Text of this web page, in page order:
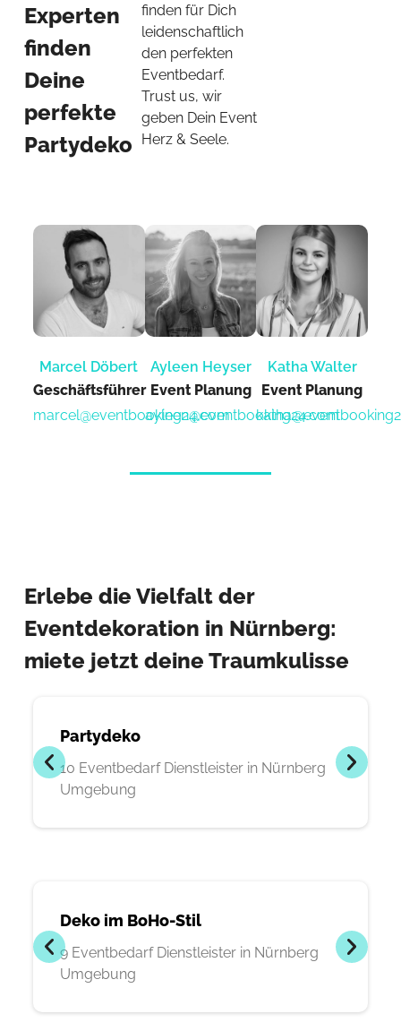
Experten
finden
Deine
perfekte
Partydeko
finden für Dich
leidenschaftlich
den perfekten
Eventbedarf.
Trust us, wir
geben Dein Event
Herz & Seele.
Marcel Döbert
Geschäftsführer
marcel@eventbooking24.com
Ayleen Heyser
Event Planung​
ayleen@eventbooking24.com
Katha Walter
Event Planung​
Erlebe die Vielfalt der
Eventdekoration in Nürnberg:
miete jetzt deine Traumkulisse
Partydeko
10 Eventbedarf Dienstleister in Nürnberg
Umgebung
Deko im BoHo-Stil
9 Eventbedarf Dienstleister in Nürnberg
Umgebung